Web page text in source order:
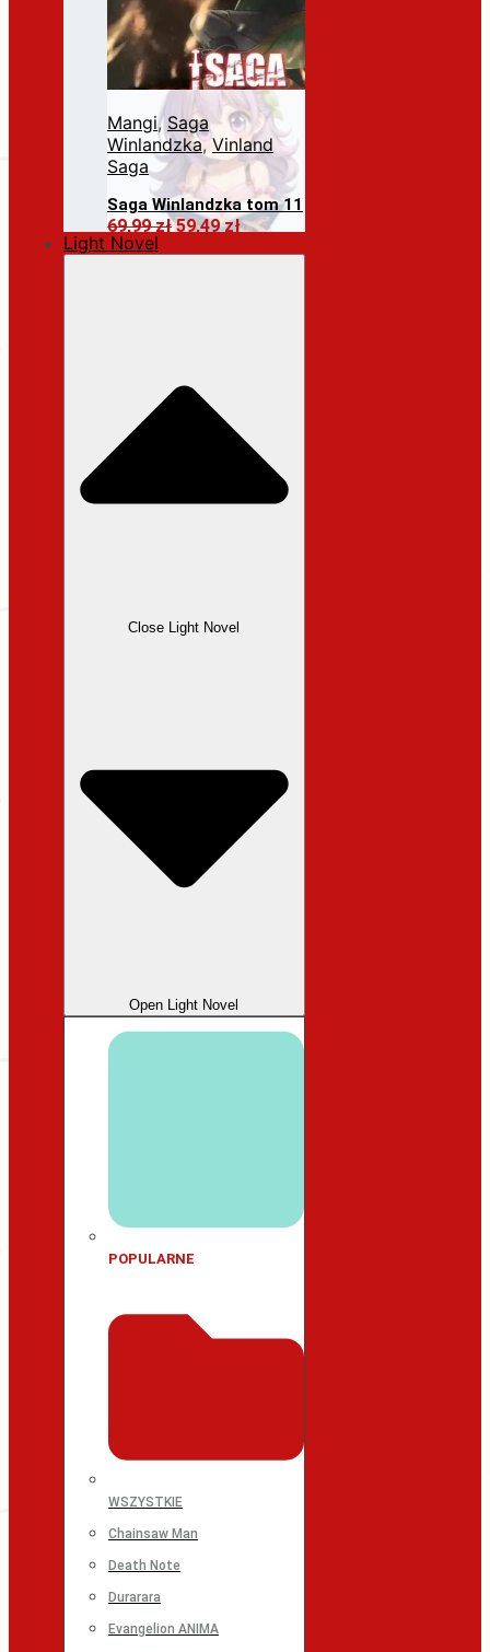
Mangi, Saga
Winlandzka, Vinland
Saga
Saga Winlandzka tom 11
69,99złPierwotna
59,49złAktualna
Dodaj do koszyka
Light Novel
Close Light Novel
Open Light Novel
POPULARNE
WSZYSTKIE
Chainsaw Man
Death Note
Durarara
Evangelion ANIMA